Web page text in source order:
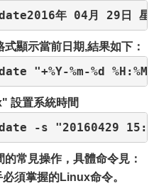
年 04月 29日 星
顯示當前日期,結果如下：
"+%Y-%m-%d
設置系統時間
-s "20160429
常見操作，具體命令見：
須掌握的Linux命令。